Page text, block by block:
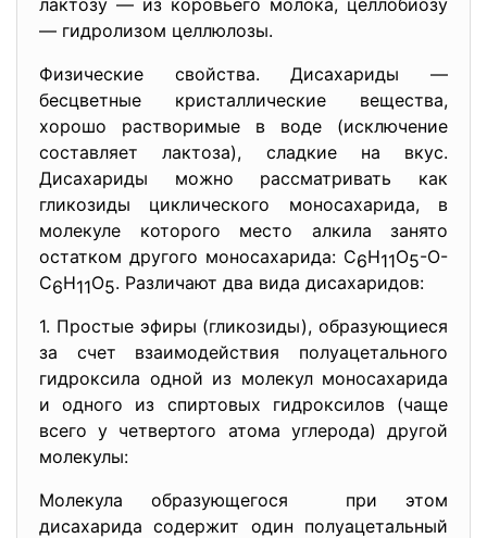
лактозу — из коровьего молока, целлобиозу
— гидролизом целлюлозы.
Физические свойства. Дисахариды —
бесцветные кристаллические вещества,
хорошо растворимые в воде (исключение
составляет лактоза), сладкие на вкус.
Дисахариды можно рассматривать как
гликозиды циклического моносахарида, в
молекуле которого место алкила занято
остатком другого моносахарида: С6Н11О5-О-
С6Н11О5. Различают два вида дисахаридов:
1. Простые эфиры (гликозиды), образующиеся
за счет взаимодействия полуацетального
гидроксила одной из молекул моносахарида
и одного из спиртовых гидроксилов (чаще
всего у четвертого атома углерода) другой
молекулы:
Молекула образующегося при этом
дисахарида содержит один полуацетальный